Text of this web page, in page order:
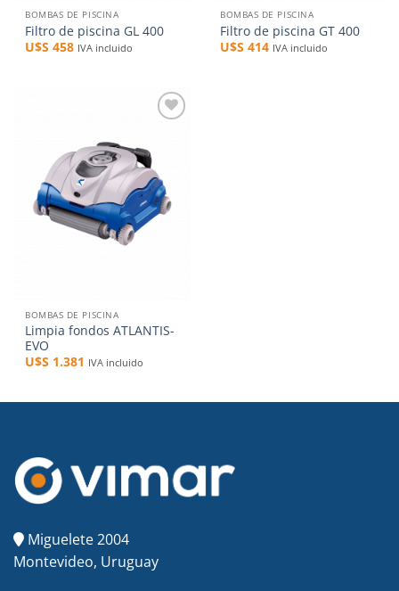
BOMBAS DE PISCINA
Filtro de piscina GL 400
U$S458 IVA incluido
BOMBAS DE PISCINA
Filtro de piscina GT 400
U$S414 IVA incluido
lista de
deseos
BOMBAS DE PISCINA
Limpia fondos ATLANTIS-
EVO
U$S 1.381 IVA incluido
Miguelete 2004
Montevideo, Uruguay